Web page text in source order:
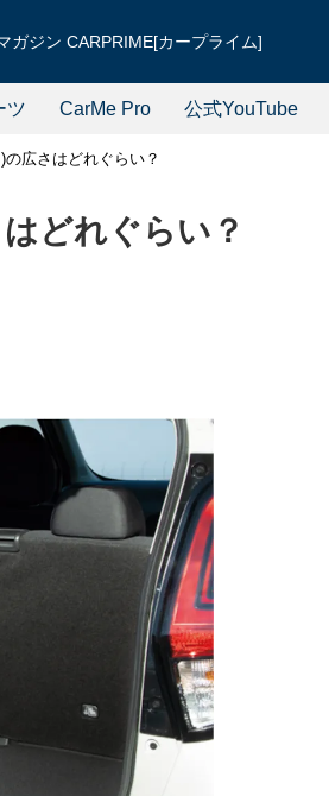
ガジン CARPRIME[カープライム]
ツ CarMe Pro 公式YouTube
広さはどれぐらい？
どれぐらい？